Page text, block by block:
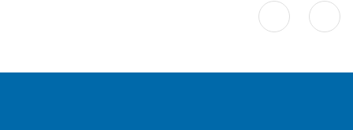
научно-исследовательских работ прикладного вида,